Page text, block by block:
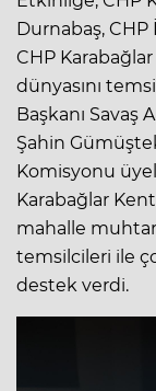
Durnabaş, CHP
CHP
dünyasını
Başkanı Savaş
Şahin
Komisyonu
Karabağlar
mahalle
temsilcileri ile
destek verdi.